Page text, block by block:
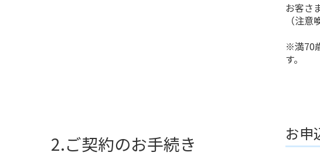
お客さ
（注
※満70
す。
2.ご契約のお手続き お申